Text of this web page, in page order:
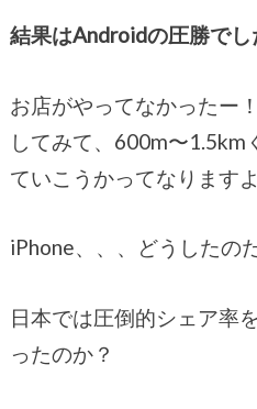
結果はAndroidの圧勝でし
お店がやってなかったー
してみて、600m〜1.5km
ていこうかってなりますよ
iPhone、、、どうしたのだ
日本では圧倒的シェア率
ったのか？